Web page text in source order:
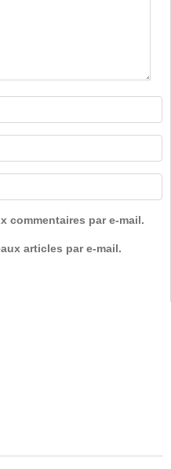
commentaires par e-mail.
articles par e-mail.